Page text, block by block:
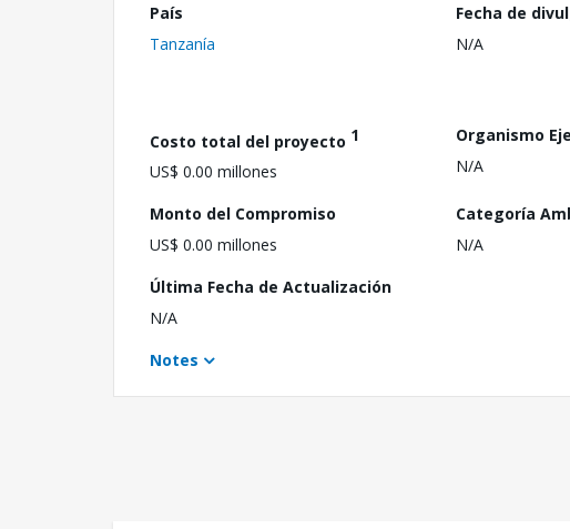
País
Tanzanía
Fecha de
N/A
Costo total del proyecto 1
US$ 0.00 millones
Organismo
N/A
Monto del Compromiso
US$ 0.00 millones
Categoría
N/A
Última Fecha de Actualización
N/A
Notes